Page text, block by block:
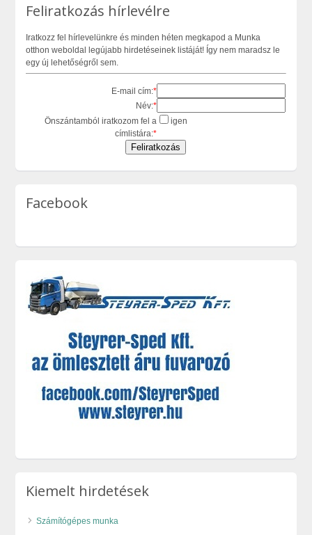
Feliratkozás hírlevélre
Iratkozz fel hírlevelünkre és minden héten megkapod a Munka
otthon weboldal legújabb hirdetéseinek listáját! Így nem maradsz le
egy új lehetőségről sem.
E-mail cím:*
Név:*
Önszántamból iratkozom fel a
címlistára:*
igen
Facebook
Kiemelt hirdetések
Számítógépes munka